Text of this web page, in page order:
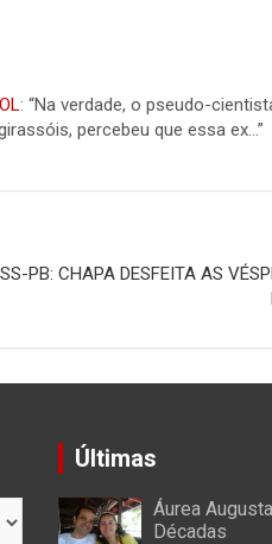
: “Na verdade, o pseudo-
percebeu que essa ex…”
PB: CHAPA DESFEITA AS
Últimas
Áurea
Décadas